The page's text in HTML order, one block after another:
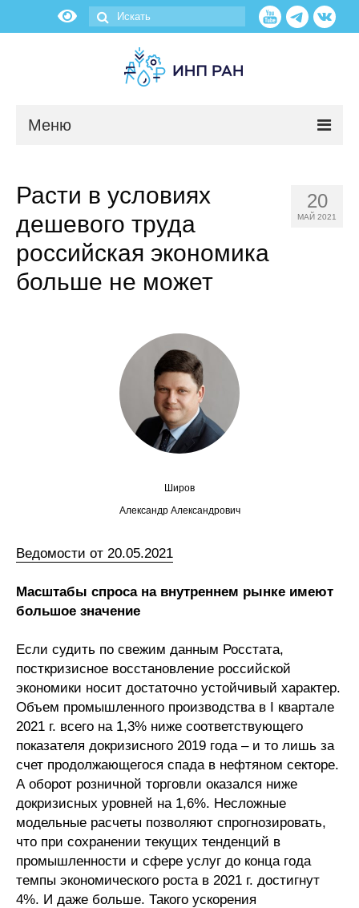
Меню
Об институте
Научные подразделения
Сотрудники
Отчетность
Противодействие коррупции
Материалы для СМИ
Научная жизнь
Издания
Редакционная этика
Информация для авторов
Общие требования
Стандарты оформления
Научные труды
20
МАЙ 2021
Расти в условиях
дешевого труда
российская экономика
больше не может
Широв
Александр Александрович
Ведомости от 20.05.2021
Масштабы спроса на внутреннем рынке имеют
большое значение
Если судить по свежим данным Росстата,
посткризисное восстановление российской
экономики носит достаточно устойчивый характер.
Объем промышленного производства в I квартале
2021 г. всего на 1,3% ниже соответствующего
показателя докризисного 2019 года – и то лишь за
счет продолжающегося спада в нефтяном секторе.
А оборот розничной торговли оказался ниже
докризисных уровней на 1,6%. Несложные
модельные расчеты позволяют спрогнозировать,
что при сохранении текущих тенденций в
промышленности и сфере услуг до конца года
темпы экономического роста в 2021 г. достигнут
4%. И даже больше. Такого ускорения